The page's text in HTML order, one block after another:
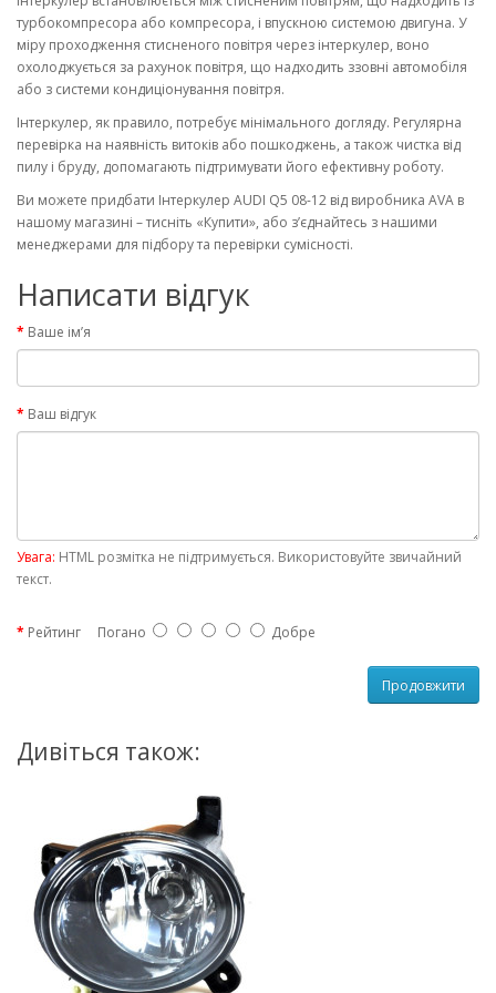
турбокомпресора або компресора, і впускною системою двигуна. У
міру проходження стисненого повітря через інтеркулер, воно
охолоджується за рахунок повітря, що надходить ззовні автомобіля
або з системи кондиціонування повітря.
Інтеркулер, як правило, потребує мінімального догляду. Регулярна
перевірка на наявність витоків або пошкоджень, а також чистка від
пилу і бруду, допомагають підтримувати його ефективну роботу.
Ви можете придбати Інтеркулер AUDI Q5 08-12 від виробника AVA в
нашому магазині – тисніть «Купити», або з’єднайтесь з нашими
менеджерами для підбору та перевірки сумісності.
Написати відгук
Ваше ім’я
Ваш відгук
Увага: HTML розмітка не підтримується. Використовуйте звичайний
текст.
Рейтинг Погано Добре
Продовжити
Дивіться також: